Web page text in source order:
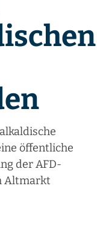
öffentliche
der AFD-
Altmarkt